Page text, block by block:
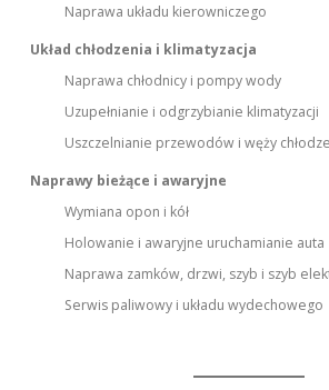
Naprawa układu kierowniczego
Układ chłodzenia i klimatyzacja
Naprawa chłodnicy i pompy wody
Uzupełnianie i odgrzybianie klimatyzacji
Uszczelnianie przewodów i węży
Naprawy bieżące i awaryjne
Wymiana opon i kół
Holowanie i awaryjne uruchamianie auta
Naprawa zamków, drzwi, szyb i szyb
Serwis paliwowy i układu wydechowego